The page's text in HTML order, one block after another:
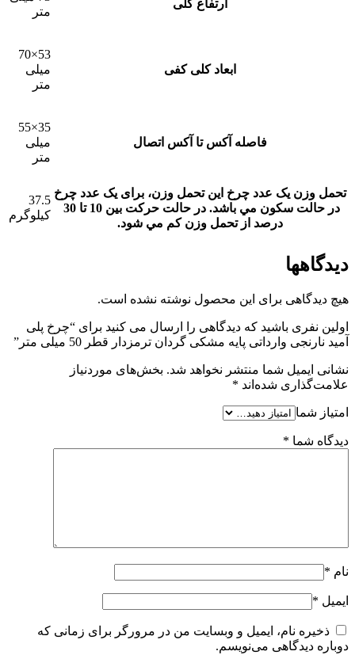
ارتفاع کلی
متر
ابعاد کلی کفی
53×70
میلی
متر
فاصله آکس تا آکس اتصال
35×55
میلی
متر
تحمل وزن یک عدد چرخ این تحمل وزن، برای يک عدد چرخ
درصد از تحمل وزن کم مي شود.
37.5
کیلوگرم
دیدگاهها
هیچ دیدگاهی برای این محصول نوشته نشده است.
اولین نفری باشید که دیدگاهی را ارسال می کنید برای “چرخ پلی
آمید نارنجی وارداتی پایه مشکی گردان ترمزدار قطر 50 میلی متر”
نشانی ایمیل شما منتشر نخواهد شد. بخش‌های موردنیاز
علامت‌گذاری شده‌اند *
امتیاز شما
دیدگاه شما *
نام *
ایمیل *
ذخیره نام، ایمیل و وبسایت من در مرورگر برای زمانی که
دوباره دیدگاهی می‌نویسم.